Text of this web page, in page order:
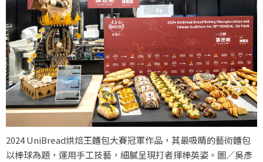
2024 UniBread烘焙王麵包大賽冠軍作品，其最吸睛的藝術麵包
以棒球為題，運用手工技藝，細膩呈現打者揮棒英姿。圖／吳彥